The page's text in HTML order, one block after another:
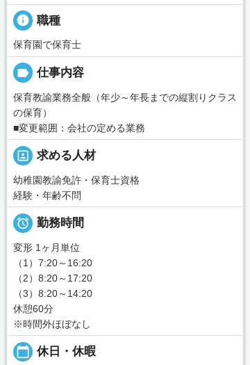
info 職種
保育園で保育士
label 仕事内容
保育教諭業務全般（年少～年長までの縦割りクラス
の保育）
■変更範囲：会社の定める業務
portrait 求める人材
幼稚園教諭免許・保育士資格
経験・年齢不問
 勤務時間
変形 1ヶ月単位
（1）7:20～16:20
（2）8:20～17:20
（3）8:20～14:20
休憩60分
※時間外ほぼなし
calendar_today 休日・休暇